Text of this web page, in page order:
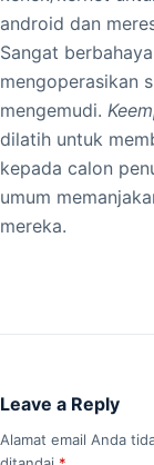
android dan
Sangat
mengoperasikan
mengemudi.
dilatih untuk
kepada calon
umum
mereka.
Leave a Reply
Alamat email Anda